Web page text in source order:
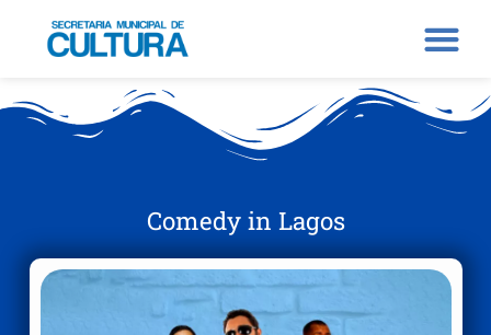
Comedy in Lagos